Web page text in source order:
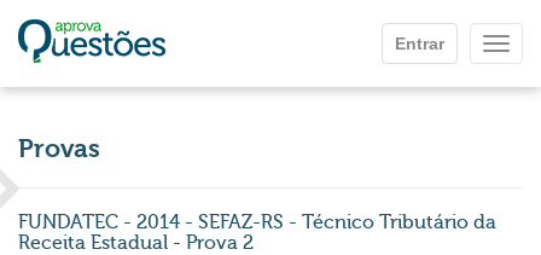
Entrar
Provas
FUNDATEC - 2014 - SEFAZ-RS - Técnico Tributário da
Receita Estadual - Prova 2